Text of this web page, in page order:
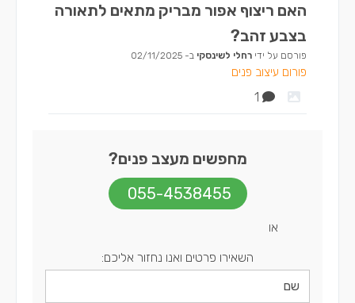
האם ריצוף אפור מבריק מתאים לתאורה
בצבע זהב?
פורסם על ידי רחלי לשינסקי ב- 02/11/2025
פורום עיצוב פנים
1
מחפשים מעצב פנים?
055-4538455
או
השאירו פרטים ואנו נחזור אליכם: